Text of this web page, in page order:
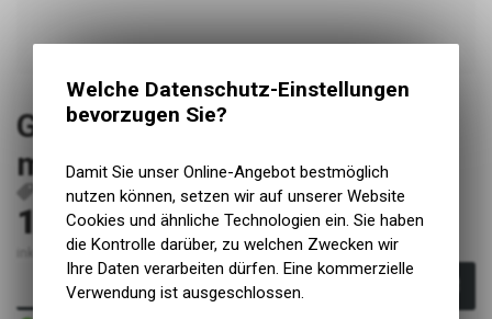
Giant Reign SX 2023+ Large
matt
199.00CHF
inkl. MwSt., zzgl. Versandkosten
In den Warenkorb
Welche Datenschutz-Einstellungen
bevorzugen Sie?
Damit Sie unser Online-Angebot bestmöglich
nutzen können, setzen wir auf unserer Website
Cookies und ähnliche Technologien ein. Sie haben
die Kontrolle darüber, zu welchen Zwecken wir
Ihre Daten verarbeiten dürfen. Eine kommerzielle
Verwendung ist ausgeschlossen.